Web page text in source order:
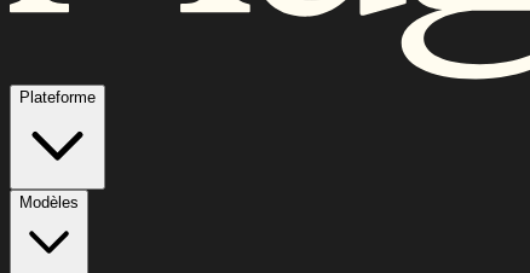
Plateforme
Modèles